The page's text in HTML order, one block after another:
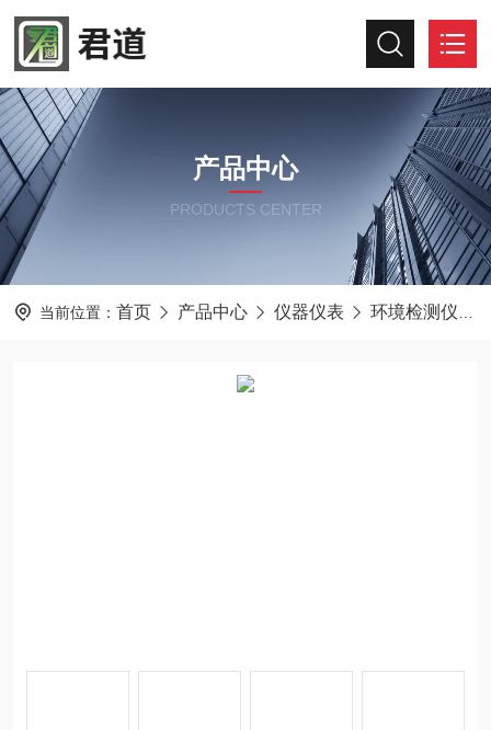
产品中心
PRODUCTS CENTER
当前位置： 首页 产品中心 仪器仪表 环境检测仪器